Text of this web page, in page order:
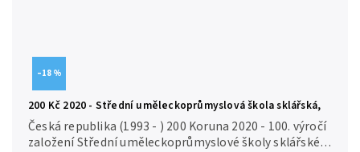
–18 %
200 Kč 2020 - Střední uměleckoprůmyslová škola sklářská,
PROOF
Česká republika (1993 - ) 200 Koruna 2020 - 100. výročí
založení Střední uměleckoprůmyslové školy sklářské v